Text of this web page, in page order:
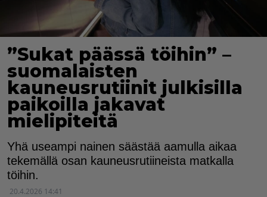
”Sukat päässä töihin” –
suomalaisten
kauneusrutiinit julkisilla
paikoilla jakavat
mielipiteitä
Yhä useampi nainen säästää aamulla aikaa
tekemällä osan kauneusrutiineista matkalla
töihin.
20.4.2026 14:41